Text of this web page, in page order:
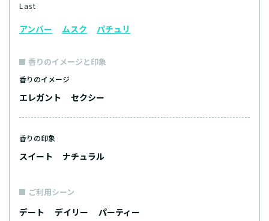
Last
アンバー ムスク パチュリ
香りのイメージと印象
香りのイメージ
エレガント セクシー
香りの印象
スイート ナチュラル
ご利用シーン
デート デイリー パーティー